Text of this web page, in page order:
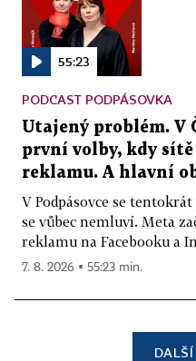
55:23
PODCAST PODPÁSOVKA
Utajený problém. V
první volby, kdy
reklamu. A hlavní
V Podpásovce se
se vůbec nemluví. Meta
reklamu na Facebooku a
7. 8. 2026 ▪ 55:23 min.